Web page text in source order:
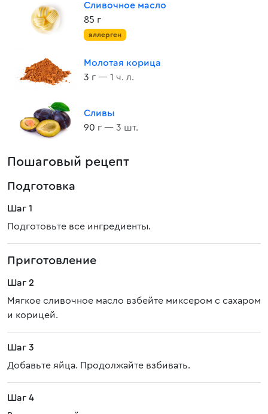
Сливочное масло
85 г
аллерген
Молотая корица
3 г — 1 ч. л.
Сливы
90 г — 3 шт.
Пошаговый рецепт
Подготовка
Шаг 1
Подготовьте все ингредиенты.
Приготовление
Шаг 2
Мягкое сливочное масло взбейте миксером с сахаром
и корицей.
Шаг 3
Добавьте яйца. Продолжайте взбивать.
Шаг 4